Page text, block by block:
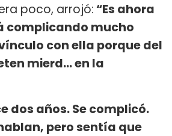
poco, arrojó: “Es ahora
complicando mucho
con ella porque del
mierd… en la
dos años. Se complicó.
pero sentía que